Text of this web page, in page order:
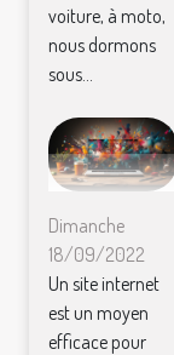
voiture, à moto,
nous dormons
sous...
Dimanche
18/09/2022
Un site internet
est un moyen
efficace pour